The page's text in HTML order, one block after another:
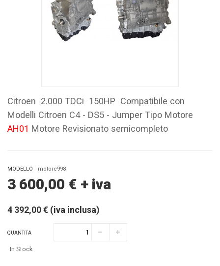
Citroen 2.000 TDCi 150HP Compatibile con
Modelli Citroen C4 - DS5 - Jumper Tipo Motore
AH01 Motore Revisionato semicompleto
MODELLO motore998
3 600,00 € + iva
4 392,00 € (iva inclusa)
QUANTITA
In Stock